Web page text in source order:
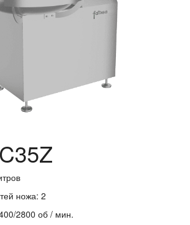
ножа: 2
2800 об / мин.